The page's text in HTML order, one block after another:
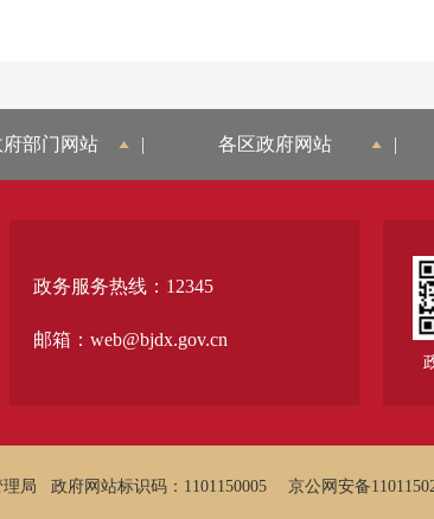
部门网站 | 各区政府网站 |
政务服务热线：12345
邮箱：web@bjdx.gov.cn
局 政府网站标识码：1101150005 京公网安备